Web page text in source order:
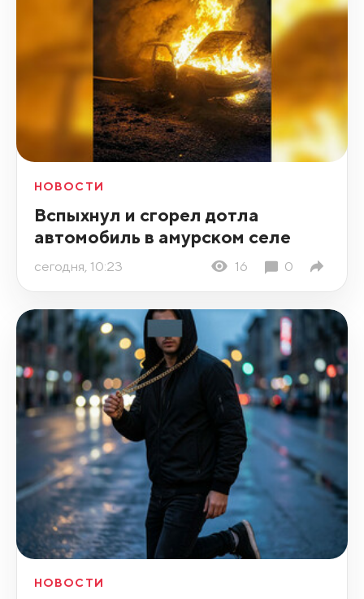
НОВОСТИ
Вспыхнул и сгорел дотла
автомобиль в амурском селе
сегодня, 10:23 16 0
НОВОСТИ